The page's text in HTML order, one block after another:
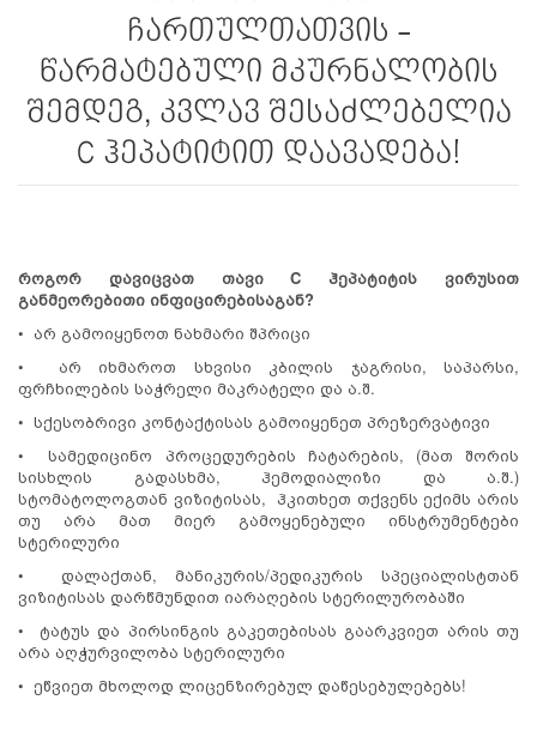
ჩართულთათვის -
წარმატებული მკურნალობის
შემდეგ, კვლავ შესაძლებელია
C ჰეპატიტით დაავადება!
როგორ დავიცვათ თავი C ჰეპატიტის ვირუსით
განმეორებითი ინფიცირებისაგან?
• არ გამოიყენოთ ნახმარი შპრიცი
• არ იხმაროთ სხვისი კბილის ჯაგრისი, საპარსი,
ფრჩხილების საჭრელი მაკრატელი და ა.შ.
• სქესობრივი კონტაქტისას გამოიყენეთ პრეზერვატივი
• სამედიცინო პროცედურების ჩატარების, (მათ შორის
სისხლის გადასხმა, ჰემოდიალიზი და ა.შ.)
სტომატოლოგთან ვიზიტისას, ჰკითხეთ თქვენს ექიმს არის
თუ არა მათ მიერ გამოყენებული ინსტრუმენტები
სტერილური
• დალაქთან, მანიკურის/პედიკურის სპეციალისტთან
ვიზიტისას დარწმუნდით იარაღების სტერილურობაში
• ტატუს და პირსინგის გაკეთებისას გაარკვიეთ არის თუ
არა აღჭურვილობა სტერილური
• ეწვიეთ მხოლოდ ლიცენზირებულ დაწესებულებებს!